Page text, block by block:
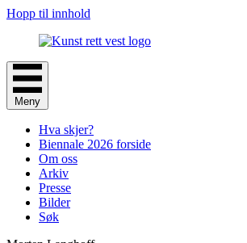
Hopp til innhold
Meny
Hva skjer?
Biennale 2026 forside
Om oss
Arkiv
Presse
Bilder
Søk